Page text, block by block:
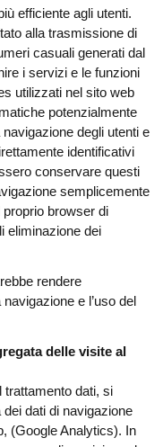
efficiente agli utenti.
alla trasmissione di
casuali generati dal
i servizi e le funzioni
utilizzati nel sito web
potenzialmente
degli utenti e
identificativi
conservare questi
semplicemente
browser di
eliminazione dei
rendere
e l’uso del
delle visite al
trattamento dati, si
dati di navigazione
(Google Analytics). In